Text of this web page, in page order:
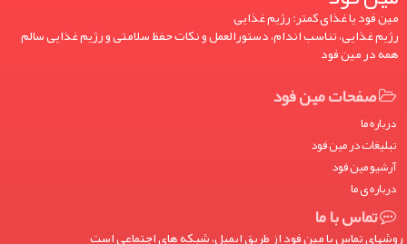
مین فود یا غذای کمتر: رژیم غذایی
رژیم غذایی، تناسب اندام، دستورالعمل و نکات حفظ سلامتی و رژیم غذایی سالم
همه در مین فود
صفحات مین فود
درباره ما
تبلیغات در مین فود
آرشیو مین فود
درباره ی ما
تماس با ما
روشهای تماس با مین فود از طریق ایمیل، شبکه های اجتماعی است